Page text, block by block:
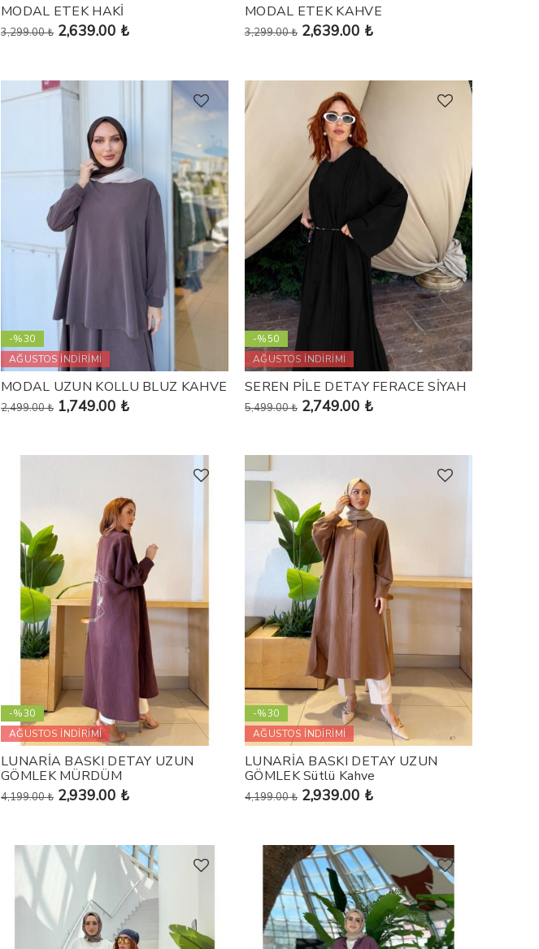
MODAL ETEK HAKİ
3,299.00 ₺ 2,639.00 ₺
MODAL ETEK KAHVE
3,299.00 ₺ 2,639.00 ₺
-%30
AĞUSTOS İNDİRİMİ
MODAL UZUN KOLLU BLUZ KAHVE
2,499.00 ₺ 1,749.00 ₺
-%50
AĞUSTOS İNDİRİMİ
SEREN PİLE DETAY FERACE SİYAH
5,499.00 ₺ 2,749.00 ₺
-%30
AĞUSTOS İNDİRİMİ
LUNARİA BASKI DETAY UZUN
GÖMLEK MÜRDÜM
4,199.00 ₺ 2,939.00 ₺
-%30
AĞUSTOS İNDİRİMİ
LUNARİA BASKI DETAY UZUN
GÖMLEK Sütlü Kahve
4,199.00 ₺ 2,939.00 ₺